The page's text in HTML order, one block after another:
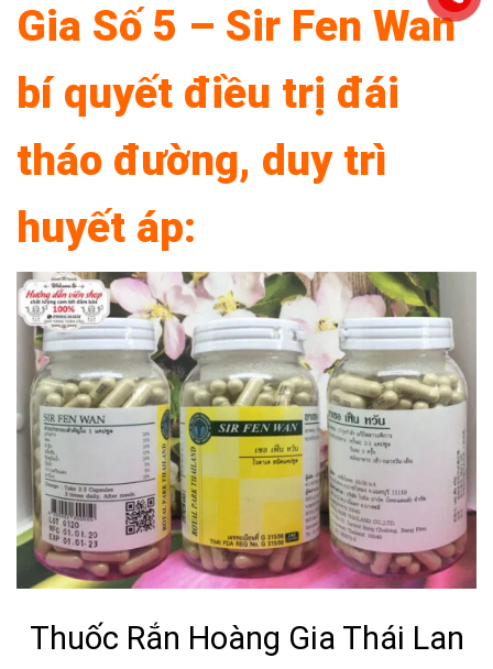
Gia Số 5 – Sir Fen Wan
bí quyết điều trị đái
tháo đường, duy trì
huyết áp:
Thuốc Rắn Hoàng Gia Thái Lan